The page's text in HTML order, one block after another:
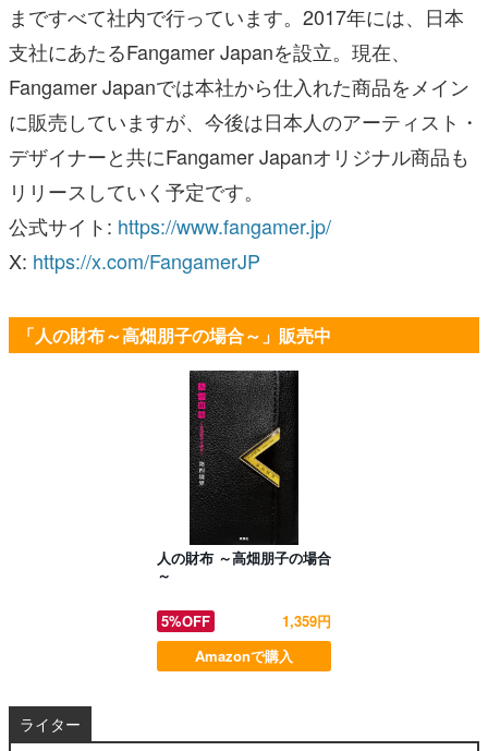
まですべて社内で行っています。2017年には、日本
支社にあたるFangamer Japanを設立。現在、
Fangamer Japanでは本社から仕入れた商品をメイン
に販売していますが、今後は日本人のアーティスト・
デザイナーと共にFangamer Japanオリジナル商品も
リリースしていく予定です。
公式サイト: https://www.fangamer.jp/
X: https://x.com/FangamerJP
「人の財布～高畑朋子の場合～」販売中
人の財布 ～高畑朋子の場合
～
5%OFF
1,359円
Amazonで購入
ライター